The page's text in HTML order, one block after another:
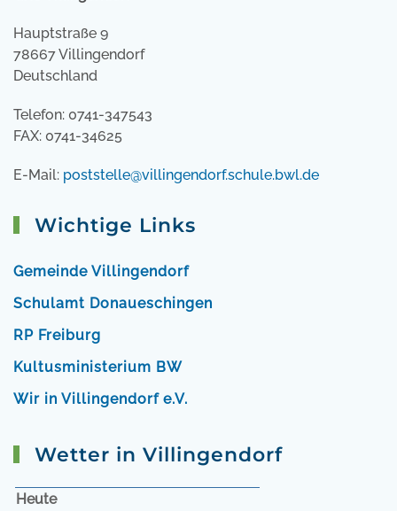
Hauptstraße 9
78667 Villingendorf
Deutschland
Telefon: 0741-347543
FAX: 0741-34625
E-Mail: poststelle@villingendorf.schule.bwl.de
Wichtige Links
Gemeinde Villingendorf
Schulamt Donaueschingen
RP Freiburg
Kultusministerium BW
Wir in Villingendorf e.V.
Wetter in Villingendorf
Heute